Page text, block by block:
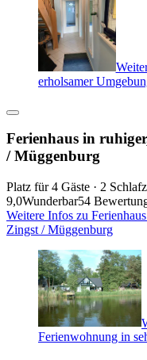
erholsamer
Ferienhaus in
/ Müggenburg
Platz für 4 Gäste · 2
9,0Wunderbar54
Weitere Infos zu
Zingst / Müggenburg
Ferienwohnung in